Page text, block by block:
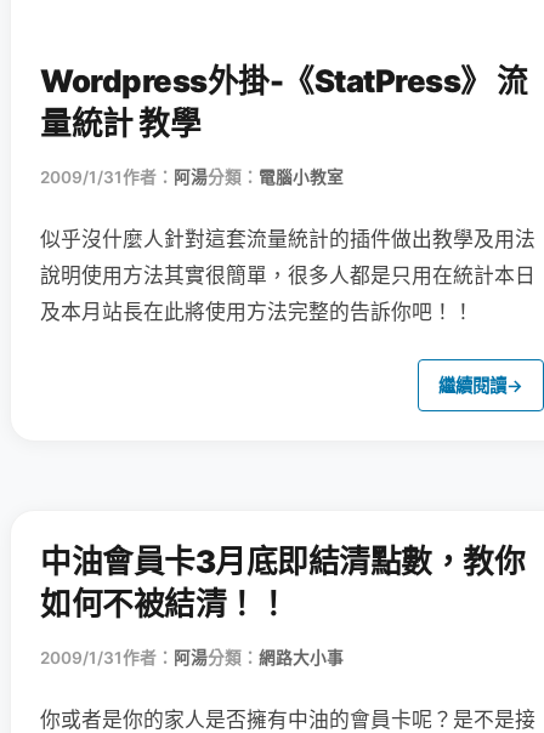
Wordpress外掛-《StatPress》 流
量統計 教學
2009/1/31作者： 阿湯分類： 電腦小教室
似乎沒什麼人針對這套流量統計的插件做出教學及用法
說明使用方法其實很簡單，很多人都是只用在統計本日
及本月站長在此將使用方法完整的告訴你吧！！
繼續閱讀→
中油會員卡3月底即結清點數，教你
如何不被結清！！
2009/1/31作者： 阿湯分類： 網路大小事
你或者是你的家人是否擁有中油的會員卡呢？ 是不是接